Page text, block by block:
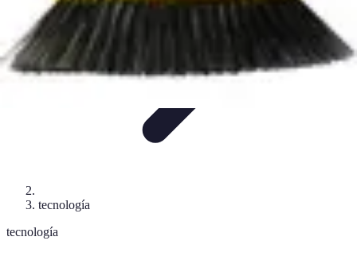
tecnología
tecnología